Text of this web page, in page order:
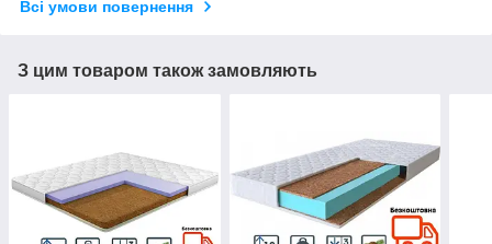
Всі умови повернення
З цим товаром також замовляють